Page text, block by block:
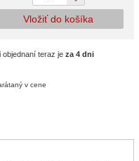
Vložiť do košíka
objednaní teraz je za 4 dni
v cene